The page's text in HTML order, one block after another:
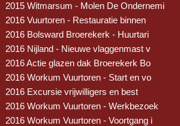
2015 Witmarsum - Molen De Ondernemi
2016 Vuurtoren - Restauratie binnen
2016 Bolsward Broerekerk - Huurtari
2016 Nijland - Nieuwe vlaggenmast v
2016 Actie glazen dak Broerekerk Bo
2016 Workum Vuurtoren - Start en vo
2016 Excursie vrijwilligers en best
2016 Workum Vuurtoren - Werkbezoek
2016 Workum Vuurtoren - Voortgang i